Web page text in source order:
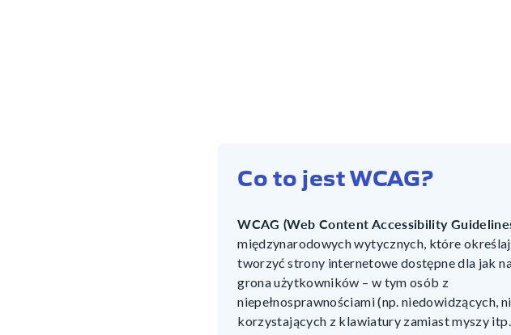
Co to jest WCAG?
WCAG (Web Content Accessibility
międzynarodowych wytycznych, które
tworzyć strony internetowe dostępne dla jak
grona użytkowników – w tym osób z
niepełnosprawnościami (np. niedowidzących,
korzystających z klawiatury zamiast myszy